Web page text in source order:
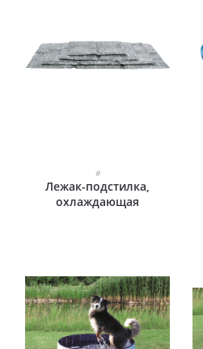
#
Лежак-подстилка,
охлаждающая